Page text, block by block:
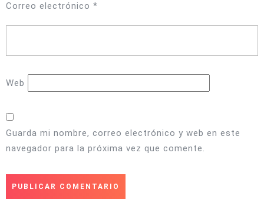
Correo electrónico *
Web
Guarda mi nombre, correo electrónico y web en este
navegador para la próxima vez que comente.